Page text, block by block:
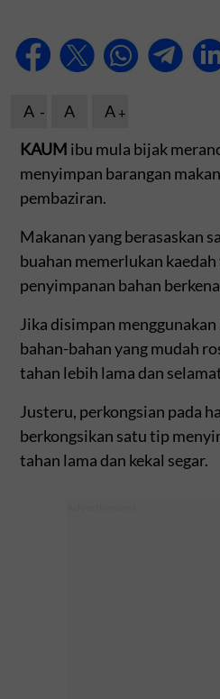
A A
A
KAUM ibu mula bijak
menyimpan barangan
pembaziran.
Makanan yang berasaskan
buahan memerlukan
penyimpanan bahan
Jika disimpan
bahan-bahan yang mudah
tahan lebih lama dan
Justeru, perkongsian pada
berkongsikan satu tip
tahan lama dan kekal segar.